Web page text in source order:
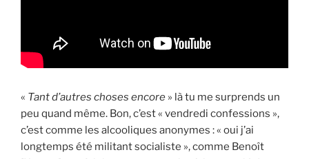
« Tant d’autres choses encore » là tu me surprends un
peu quand même. Bon, c’est « vendredi confessions »,
c’est comme les alcooliques anonymes : « oui j’ai
longtemps été militant socialiste », comme Benoît